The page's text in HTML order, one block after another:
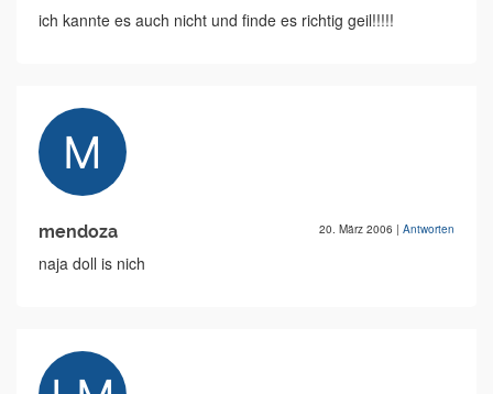
ich kannte es auch nicht und finde es richtig geil!!!!!
mendoza 20. März 2006 | Antworten
naja doll is nich